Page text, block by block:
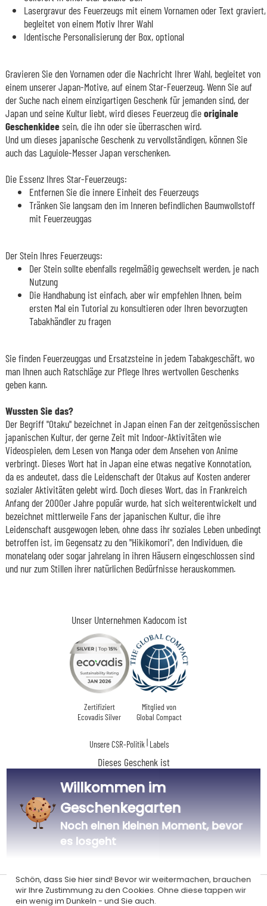
Lasergravur des Feuerzeugs mit einem Vornamen oder Text graviert,
begleitet von einem Motiv Ihrer Wahl
Identische Personalisierung der Box, optional
Unser Unternehmen Kadocom ist
Zertifiziert
Ecovadis Silver
Mitglied von
Global Compact
Unsere CSR-Politik Labels
Dieses Geschenk ist
Gravieren Sie den Vornamen oder die Nachricht Ihrer Wahl, begleitet von
einem unserer Japan-Motive, auf einem Star-Feuerzeug. Wenn Sie auf
der Suche nach einem einzigartigen Geschenk für jemanden sind, der
Japan und seine Kultur liebt, wird dieses Feuerzeug dieoriginale
Geschenkideesein, die ihn oder sie überraschen wird.
Und um dieses japanische Geschenk zu vervollständigen, können Sie
auch das Laguiole-Messer Japan verschenken.
Die Essenz Ihres Star-Feuerzeugs:
Entfernen Sie die innere Einheit des Feuerzeugs
Tränken Sie langsam den im Inneren befindlichen Baumwollstoff
mit Feuerzeuggas
Der Stein Ihres Feuerzeugs:
Der Stein sollte ebenfalls regelmäßig gewechselt werden, je nach
Nutzung
Die Handhabung ist einfach, aber wir empfehlen Ihnen, beim
ersten Mal ein Tutorial zu konsultieren oder Ihren bevorzugten
Tabakhändler zu fragen
Sie finden Feuerzeuggas und Ersatzsteine in jedem Tabakgeschäft, wo
man Ihnen auch Ratschläge zur Pflege Ihres wertvollen Geschenks
geben kann.
Wussten Sie das?
Der Begriff "Otaku" bezeichnet in Japan einen Fan der zeitgenössischen
japanischen Kultur, der gerne Zeit mit Indoor-Aktivitäten wie
Videospielen, dem Lesen von Manga oder dem Ansehen von Anime
verbringt. Dieses Wort hat in Japan eine etwas negative Konnotation,
da es andeutet, dass die Leidenschaft der Otakus auf Kosten anderer
sozialer Aktivitäten gelebt wird. Doch dieses Wort, das in Frankreich
Anfang der 2000er Jahre populär wurde, hat sich weiterentwickelt und
bezeichnet mittlerweile Fans der japanischen Kultur, die ihre
Leidenschaft ausgewogen leben, ohne dass ihr soziales Leben unbedingt
betroffen ist, im Gegensatz zu den "Hikikomori", den Individuen, die
monatelang oder sogar jahrelang in ihren Häusern eingeschlossen sind
und nur zum Stillen ihrer natürlichen Bedürfnisse herauskommen.
Lieferdatum und Lieferpreis
Willkommen im
Geschenkegarten
Noch einen kleinen Moment, bevor
es losgeht
Schön, dass Sie hier sind! Bevor wir weitermachen, brauchen
wir Ihre Zustimmung zu den Cookies. Ohne diese tappen wir
ein wenig im Dunkeln - und Sie auch.